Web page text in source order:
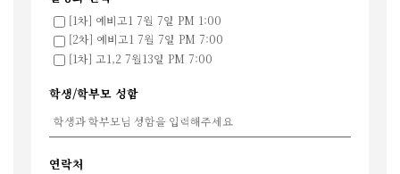
[1차] 예비고1 7월 7일 PM 1:00
[2차] 예비고1 7월 7일 PM 7:00
[1차] 고1,2 7월13일 PM 7:00
학생/학부모 성함
연락처